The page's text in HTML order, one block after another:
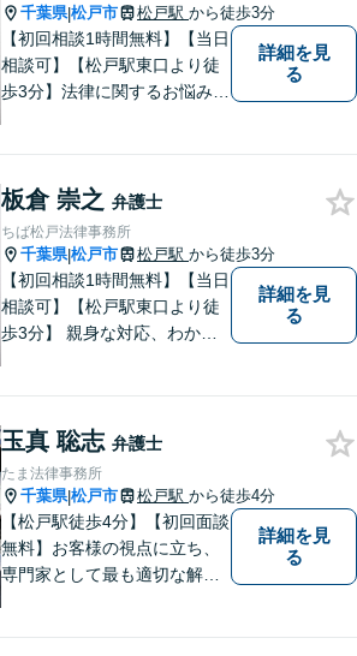
千葉県|松戸市 松戸駅 から徒歩3分
【初回相談1時間無料】【当日
相談可】【松戸駅東口より徒
歩3分】法律に関するお悩みを
ビスを提供致します。
詳細を見
る
板倉 崇之 弁護士
ちば松戸法律事務所
千葉県|松戸市 松戸駅 から徒歩3分
【初回相談1時間無料】【当日
相談可】【松戸駅東口より徒
歩3分】 親身な対応、わかり
えします。まずはご相談下さ
い。
詳細を見
る
玉真 聡志 弁護士
たま法律事務所
千葉県|松戸市 松戸駅 から徒歩4分
【松戸駅徒歩4分】【初回面談
無料】お客様の視点に立ち、
専門家として最も適切な解決
詳細を見
る